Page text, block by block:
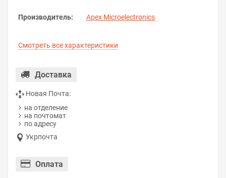
Производитель: Apex Microelectronics
Смотреть все характеристики
Доставка
Новая Почта:
на отделение
на почтомат
по адресу
Укрпочта
Оплата